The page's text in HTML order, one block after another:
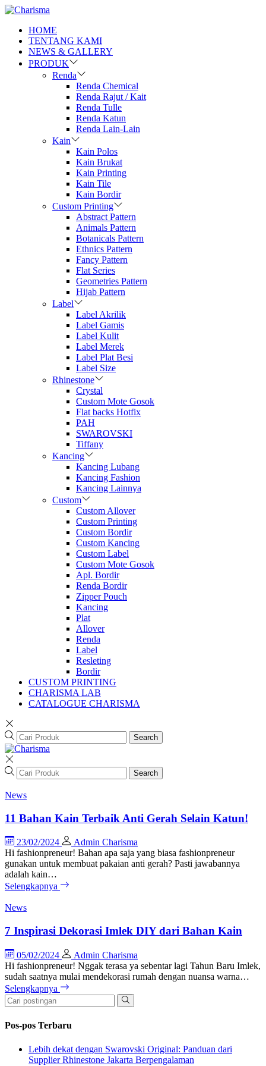
HOME
TENTANG KAMI
NEWS & GALLERY
PRODUK
Renda
Renda Chemical
Renda Rajut / Kait
Renda Tulle
Renda Katun
Renda Lain-Lain
Kain
Kain Polos
Kain Brukat
Kain Printing
Kain Tile
Kain Bordir
Custom Printing
Abstract Pattern
Animals Pattern
Botanicals Pattern
Ethnics Pattern
Fancy Pattern
Flat Series
Geometries Pattern
Hijab Pattern
Label
Label Akrilik
Label Gamis
Label Kulit
Label Merek
Label Plat Besi
Label Size
Rhinestone
Crystal
Custom Mote Gosok
Flat backs Hotfix
PAH
SWAROVSKI
Tiffany
Kancing
Kancing Lubang
Kancing Fashion
Kancing Lainnya
Custom
Custom Allover
Custom Printing
Custom Bordir
Custom Kancing
Custom Label
Custom Mote Gosok
Apl. Bordir
Renda Bordir
Zipper Pouch
Kancing
Plat
Allover
Renda
Label
Resleting
Bordir
CUSTOM PRINTING
CHARISMA LAB
CATALOGUE CHARISMA
Search
Search
News
11 Bahan Kain Terbaik Anti Gerah Selain Katun!
23/02/2024
Admin Charisma
Hi fashionpreneur! Bahan apa saja yang biasa fashionpreneur
gunakan untuk membuat pakaian anti gerah? Pasti jawabannya
adalah kain…
Selengkapnya
News
7 Inspirasi Dekorasi Imlek DIY dari Bahan Kain
05/02/2024
Admin Charisma
Hi fashionpreneur! Nggak terasa ya sebentar lagi Tahun Baru Imlek,
sudah saatnya mulai mendekorasi rumah dengan nuansa warna…
Selengkapnya
Pos-pos Terbaru
Lebih dekat dengan Swarovski Original: Panduan dari
Supplier Rhinestone Jakarta Berpengalaman